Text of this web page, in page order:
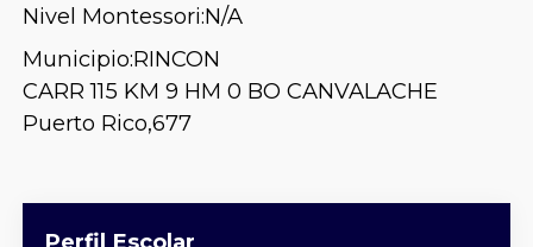
Nivel Montessori:N/A
Municipio:RINCON
CARR 115 KM 9 HM 0 BO CANVALACHE
Puerto Rico,677
Perfil Escolar